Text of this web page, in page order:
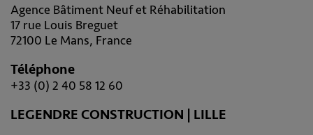
Agence Bâtiment Neuf et Réhabilitation
17 rue Louis Breguet
72100 Le Mans, France
Téléphone
+33 (0) 2 40 58 12 60
LEGENDRE CONSTRUCTION | LILLE